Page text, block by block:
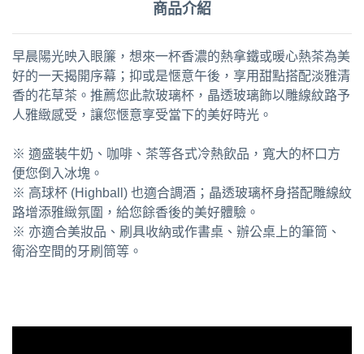
商品介紹
早晨陽光映入眼簾，想來一杯香濃的熱拿鐵或暖心熱茶為美
好的一天揭開序幕；抑或是愜意午後，享用甜點搭配淡雅清
香的花草茶。推薦您此款玻璃杯，晶透玻璃飾以雕線紋路予
人雅緻感受，讓您愜意享受當下的美好時光。
※ 適盛裝牛奶、咖啡、茶等各式冷熱飲品，寬大的杯口方
便您倒入冰塊。
※ 高球杯 (Highball) 也適合調酒；晶透玻璃杯身搭配雕線紋
路增添雅緻氛圍，給您餘香後的美好體驗。
※ 亦適合美妝品、刷具收納或作書桌、辦公桌上的筆筒、
衛浴空間的牙刷筒等。